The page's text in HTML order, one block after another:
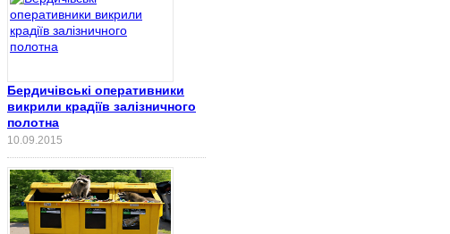
Бердичівські оперативники
викрили крадіїв залізничного
полотна
10.09.2015